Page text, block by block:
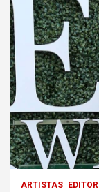
ARTISTAS